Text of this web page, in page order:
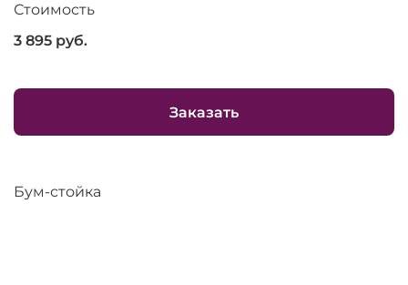
Стоимость
3 895 руб.
Заказать
Бум-стойка